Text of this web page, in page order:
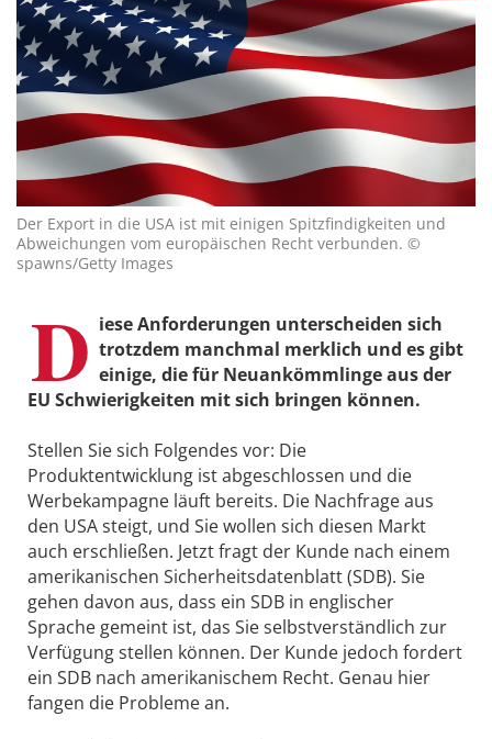
Der Export in die USA ist mit einigen Spitzfindigkeiten und
Abweichungen vom europäischen Recht verbunden. ©
spawns/Getty Images
D iese Anforderungen unterscheiden sich
trotzdem manchmal merklich und es gibt
einige, die für Neuankömmlinge aus der
EU Schwierigkeiten mit sich bringen können.
Stellen Sie sich Folgendes vor: Die
Produktentwicklung ist abgeschlossen und die
Werbekampagne läuft bereits. Die Nachfrage aus
den USA steigt, und Sie wollen sich diesen Markt
auch erschließen. Jetzt fragt der Kunde nach einem
amerikanischen Sicherheitsdatenblatt (SDB). Sie
gehen davon aus, dass ein SDB in englischer
Sprache gemeint ist, das Sie selbstverständlich zur
Verfügung stellen können. Der Kunde jedoch fordert
ein SDB nach amerikanischem Recht. Genau hier
fangen die Probleme an.